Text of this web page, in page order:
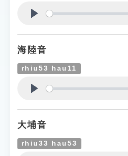
海陸音
rhiu53 hau11
大埔音
rhiu33 hau53